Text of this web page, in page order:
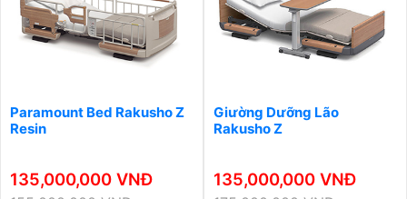
Paramount Bed Rakusho Z
Resin
135,000,000 VNĐ
Giường Dưỡng Lão
Rakusho Z
135,000,000 VNĐ